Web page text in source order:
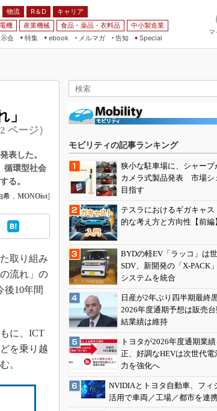
物流 R＆D
キャリア
電機 産業機械 食品・薬品・衣料品
中小製造業
会
特集
ebook
メルマガ
告知 Special
マ
2 ページ）
表した。
循環型社会
る。
希 ， MONOist]
取り組み
流れ」の
後10年間
に、ICT
を乗り越
。
モビリティの記事ランキング
狭小な駐車場に、シャープ
カメラ式製品発表 市場シ
目指す
テスラにおけるギガキャス
的な考え方と方向性【前編
BYDの軽EV「ラッコ」は
SDV、新開発の「X-PACK
システムを統合
日産が2年ぶり四半期最終黒
2026年度通期予想は販売
結業績は維持
トヨタが2026年度通期業
正、好調なHEVは次世代電
力を強化へ
NVIDIAとトヨタ自動車、フィ
活用で車両／工場／都市を連